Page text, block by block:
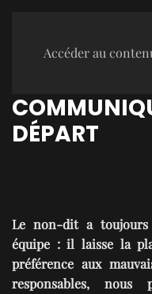
Accéder au
DÉPART
Le non-dit a toujours
équipe : il laisse la
préférence aux
responsables,